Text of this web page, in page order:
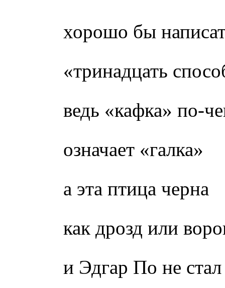
хорошо бы
«тринадцать
ведь «кафка» по-
означает «галка»
а эта птица черна
как дрозд или
и Эдгар По не